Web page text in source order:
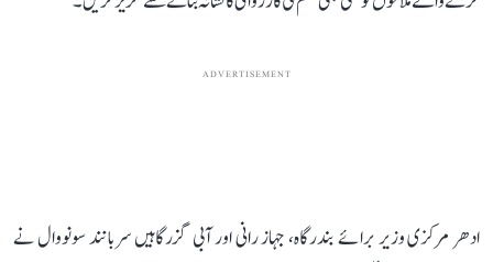
ADVERTISEMENT
ادھر مرکزی وزیر برائے بندرگاہ، جہاز رانی اور آبی گزرگاہیں سربانند سونووال نے